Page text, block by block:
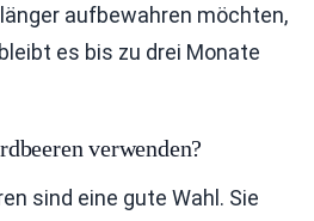
aufbewahren möchten,
es bis zu drei Monate
verwenden?
sind eine gute Wahl. Sie